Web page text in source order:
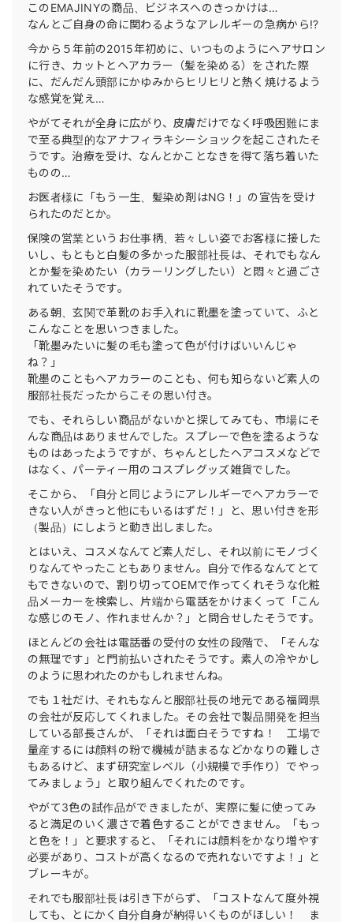
このEMAJINYの商品、ビジネスへのきっかけは…
なんとご自身の命に関わるようなアレルギーの急病から!?
今から５年前の2015年初めに、いつものようにヘアサロン
に行き、カットとヘアカラー（髪を染める）をされた際
に、だんだん頭部にかゆみからヒリヒリと熱く焼けるよう
な感覚を覚え…
やがてそれが全身に広がり、皮膚だけでなく呼吸困難にま
で至る典型的なアナフィラキシーショックを起こされたそ
うです。治療を受け、なんとかことなきを得て落ち着いた
ものの…
お医者様に「もう一生、髪染め剤はNG！」の宣告を受け
られたのだとか。
保険の営業というお仕事柄、若々しい姿でお客様に接した
いし、もともと白髪の多かった服部社長は、それでもなん
とか髪を染めたい（カラーリングしたい）と悶々と過ごさ
れていたそうです。
ある朝、玄関で革靴のお手入れに靴墨を塗っていて、ふと
こんなことを思いつきました。
「靴墨みたいに髪の毛も塗って色が付けばいいんじゃ
ね？」
靴墨のこともヘアカラーのことも、何も知らないど素人の
服部社長だったからこその思い付き。
でも、それらしい商品がないかと探してみても、市場にそ
んな商品はありませんでした。スプレーで色を塗るような
ものはあったようですが、ちゃんとしたヘアコスメなどで
はなく、パーティー用のコスプレグッズ雑貨でした。
そこから、「自分と同じようにアレルギーでヘアカラーで
きない人がきっと他にもいるはずだ！」と、思い付きを形
（製品）にしようと動き出しました。
とはいえ、コスメなんてど素人だし、それ以前にモノづく
りなんてやったこともありません。自分で作るなんてとて
もできないので、割り切ってOEMで作ってくれそうな化粧
品メーカーを検索し、片端から電話をかけまくって「こん
な感じのモノ、作れませんか？」と問合せしたそうです。
ほとんどの会社は電話番の受付の女性の段階で、「そんな
の無理です」と門前払いされたそうです。素人の冷やかし
のように思われたのかもしれませんね。
でも１社だけ、それもなんと服部社長の地元である福岡県
の会社が反応してくれました。その会社で製品開発を担当
している部長さんが、「それは面白そうですね！ 工場で
量産するには顔料の粉で機械が詰まるなどかなりの難しさ
もあるけど、まず研究室レベル（小規模で手作り）でやっ
てみましょう」と取り組んでくれたのです。
やがて3色の試作品ができましたが、実際に髪に使ってみ
ると満足のいく濃さで着色することができません。「もっ
と色を！」と要求すると、「それには顔料をかなり増やす
必要があり、コストが高くなるので売れないですよ！」と
ブレーキが。
それでも服部社長は引き下がらず、「コストなんて度外視
しても、とにかく自分自身が納得いくものがほしい！ ま